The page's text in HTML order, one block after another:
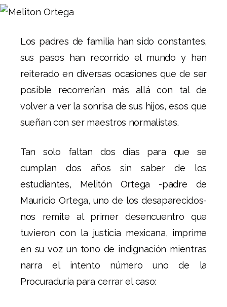
Los padres de familia han sido constantes,
sus pasos han recorrido el mundo y han
reiterado en diversas ocasiones que de ser
posible recorrerían más allá con tal de
volver a ver la sonrisa de sus hijos, esos que
sueñan con ser maestros normalistas.
Tan solo faltan dos días para que se
cumplan dos años sin saber de los
estudiantes, Melitón Ortega -padre de
Mauricio Ortega, uno de los desaparecidos-
nos remite al primer desencuentro que
tuvieron con la justicia mexicana, imprime
en su voz un tono de indignación mientras
narra el intento número uno de la
Procuraduría para cerrar el caso: